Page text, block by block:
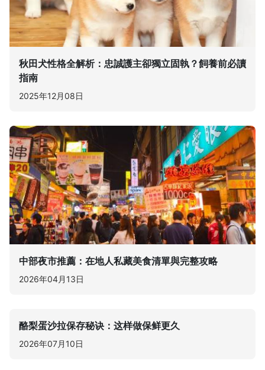
秋田犬性格全解析：忠誠護主卻獨立固執？飼養前必讀
指南
2025年12月08日
中部夜市推薦：在地人私藏美食清單與完整攻略
2026年04月13日
酪梨蛋沙拉保存秘诀：这样做保鲜更久
2026年07月10日